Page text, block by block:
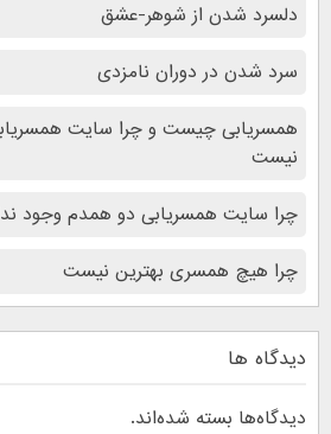
دلسرد شدن از شوهر-عشق
سرد شدن در دوران نامزدی
همسریابی چیست و چرا سایت
نیست
چرا سایت همسریابی دو همدم وجود
چرا هیچ همسری بهترین نیست
دیدگاه ها
دیدگاه‌ها بسته شده‌اند.